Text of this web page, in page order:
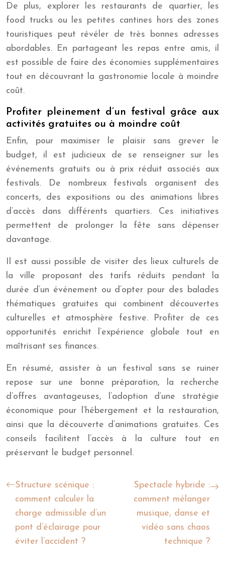
De plus, explorer les restaurants de quartier, les
food trucks ou les petites cantines hors des zones
touristiques peut révéler de très bonnes adresses
abordables. En partageant les repas entre amis, il
est possible de faire des économies supplémentaires
tout en découvrant la gastronomie locale à moindre
coût.
Profiter pleinement d’un festival grâce aux
activités gratuites ou à moindre coût
Enfin, pour maximiser le plaisir sans grever le
budget, il est judicieux de se renseigner sur les
événements gratuits ou à prix réduit associés aux
festivals. De nombreux festivals organisent des
concerts, des expositions ou des animations libres
d’accès dans différents quartiers. Ces initiatives
permettent de prolonger la fête sans dépenser
davantage.
Il est aussi possible de visiter des lieux culturels de
la ville proposant des tarifs réduits pendant la
durée d’un événement ou d’opter pour des balades
thématiques gratuites qui combinent découvertes
culturelles et atmosphère festive. Profiter de ces
opportunités enrichit l’expérience globale tout en
maîtrisant ses finances.
En résumé, assister à un festival sans se ruiner
repose sur une bonne préparation, la recherche
d’offres avantageuses, l’adoption d’une stratégie
économique pour l’hébergement et la restauration,
ainsi que la découverte d’animations gratuites. Ces
conseils facilitent l’accès à la culture tout en
préservant le budget personnel.
Structure scénique :
comment calculer la
charge admissible d’un
pont d’éclairage pour
éviter l’accident ?
Spectacle hybride :
comment mélanger
musique, danse et
vidéo sans chaos
technique ?